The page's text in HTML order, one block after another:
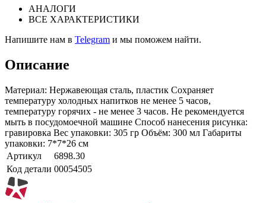
АНАЛОГИ
ВСЕ ХАРАКТЕРИСТИКИ
Напишите нам в Telegram и мы поможем найти.
Описание
Материал: Нержавеющая сталь, пластик Сохраняет
температуру холодных напитков не менее 5 часов,
температуру горячих - не менее 3 часов. Не рекомендуется
мыть в посудомоечной машине Способ нанесения рисунка:
гравировка Вес упаковки: 305 гр Объём: 300 мл Габариты
упаковки: 7*7*26 см
Артикул
6898.30
Код детали 00054505